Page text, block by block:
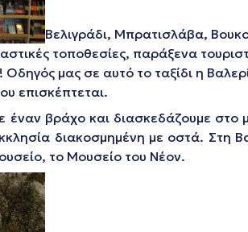
Βελιγράδι, Μπρατισλάβα,
τοποθεσίες, παράξενα
μας σε αυτό το ταξίδι η
επισκέπτεται.
βράχο και διασκεδάζουμε στο
διακοσμημένη με οστά. Στη
το Μουσείο του Νέον.